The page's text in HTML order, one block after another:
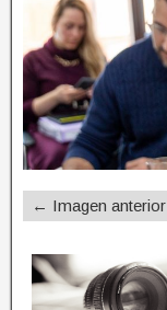
← Imagen anterior